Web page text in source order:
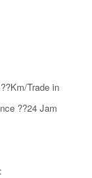
Trade in
??24 Jam